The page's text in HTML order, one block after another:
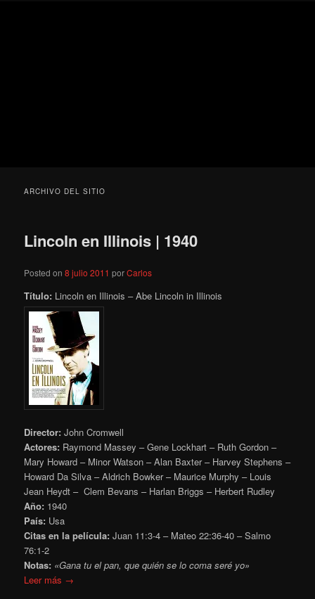
ARCHIVO DEL SITIO
Lincoln en Illinois | 1940
Posted on8 julio 2011 porCarlos
Título: Lincoln en Illinois – Abe Lincoln in Illinois
Director: John Cromwell
Actores: Raymond Massey – Gene Lockhart – Ruth Gordon –
Mary Howard – Minor Watson – Alan Baxter – Harvey Stephens –
Howard Da Silva – Aldrich Bowker – Maurice Murphy – Louis
Jean Heydt – Clem Bevans – Harlan Briggs – Herbert Rudley
Año: 1940
País: Usa
Citas en la película: Juan 11:3-4 – Mateo 22:36-40 – Salmo
76:1-2
Notas: «Gana tu el pan, que quién se lo coma seré yo»
Leer más →